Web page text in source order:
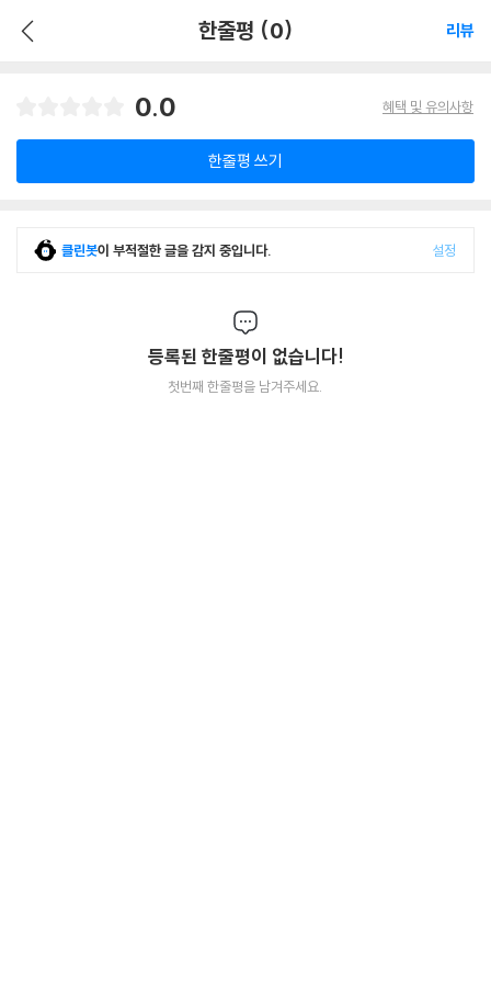
한줄평 (0) 리뷰
0.0 혜택 및 유의사항
한줄평 쓰기
클린봇이 부적절한 글을 감지 중입니다. 설정
등록된 한줄평이 없습니다!
첫번째 한줄평을 남겨주세요.